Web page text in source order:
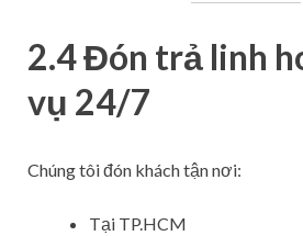
2.4 Đón trả linh
vụ 24/7
Chúng tôi đón khách tận nơi:
Tại TP.HCM